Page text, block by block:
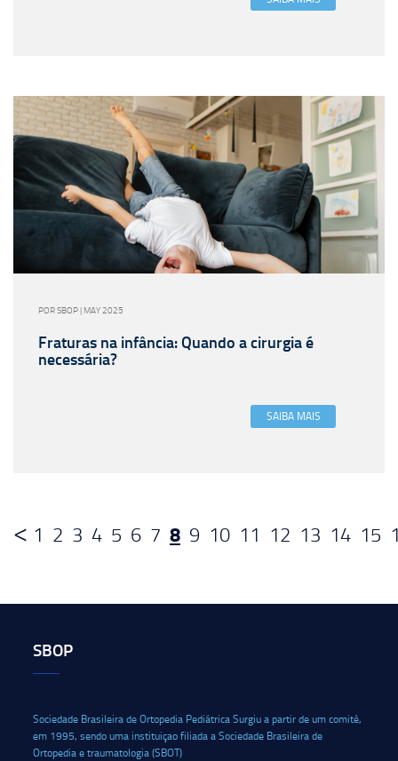
POR SBOP | MAY 2025
Fraturas na infância: Quando a cirurgia é
necessária?
SAIBA MAIS
1 2 3 4 5 6 7 8 9 10 11 12 13 14 15
SBOP
Sociedade Brasileira de Ortopedia Pediátrica Surgiu a partir de um comitê,
em 1995, sendo uma instituiçao filiada a Sociedade Brasileira de
Ortopedia e traumatologia (SBOT)